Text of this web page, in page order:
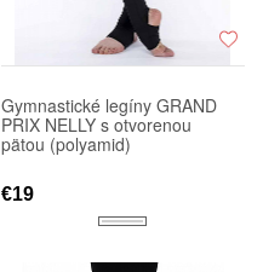
Gymnastické legíny GRAND
PRIX NELLY s otvorenou
pätou (polyamid)
€19